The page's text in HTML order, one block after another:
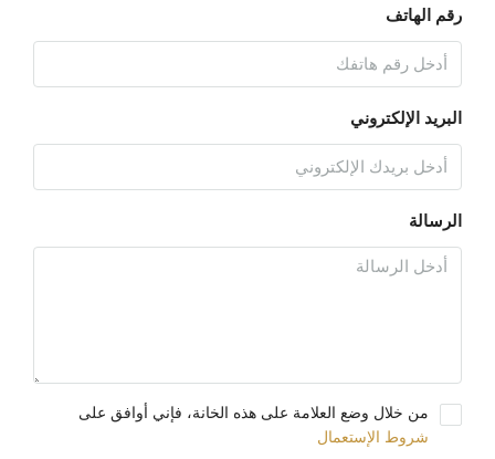
رقم الهاتف
البريد الإلكتروني
الرسالة
من خلال وضع العلامة على هذه الخانة، فإني أوافق على
شروط الإستعمال